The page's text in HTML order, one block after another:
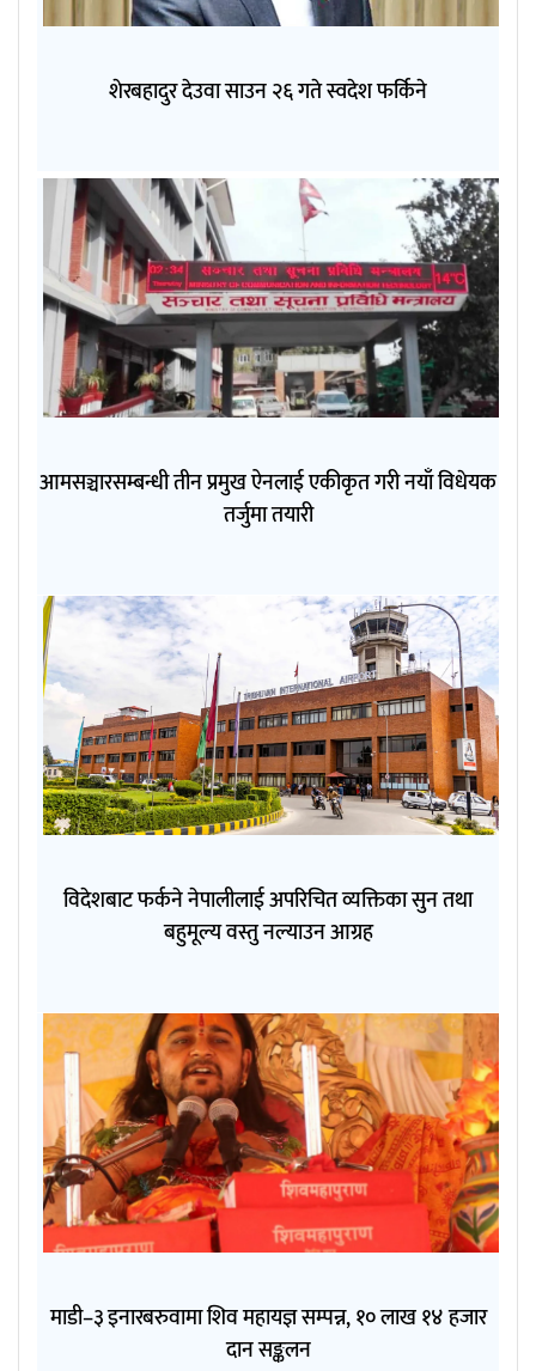
शेरबहादुर देउवा साउन २६ गते स्वदेश फर्किने
आमसञ्चारसम्बन्धी तीन प्रमुख ऐनलाई एकीकृत गरी नयाँ विधेयक
तर्जुमा तयारी
विदेशबाट फर्कने नेपालीलाई अपरिचित व्यक्तिका सुन तथा
बहुमूल्य वस्तु नल्याउन आग्रह
माडी–३ इनारबरुवामा शिव महायज्ञ सम्पन्न, १० लाख १४ हजार
दान सङ्कलन